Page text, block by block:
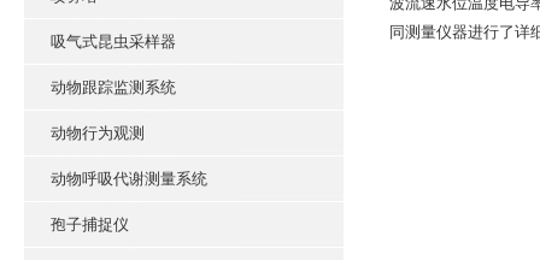
吸气式昆虫采样器
动物跟踪监测系统
动物行为观测
动物呼吸代谢测量系统
孢子捕捉仪
同测量仪器进行了详